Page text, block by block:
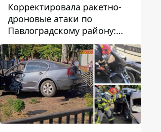
Корректировала ракетно-
дроновые атаки по
Павлоградскому району:
задержали вражескую
агентку